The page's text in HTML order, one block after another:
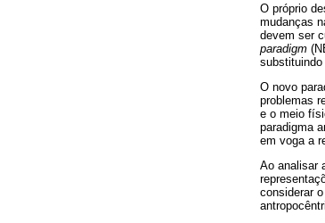
O próprio
mudanças
devem ser
paradigm
substituindo
O novo
problemas
e o meio
paradigma
em voga a
Ao analisar
considerar